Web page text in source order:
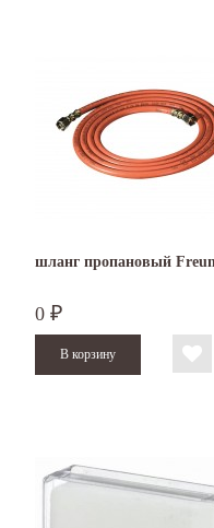
шланг пропановый
0 ₽